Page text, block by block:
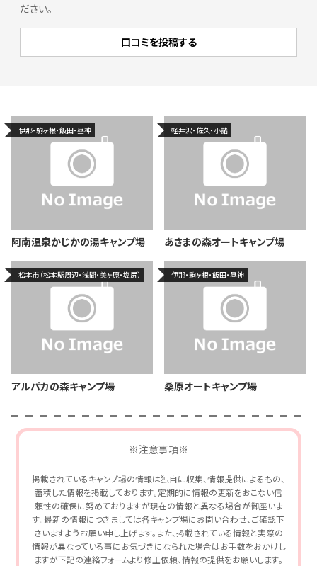
ださい。
伊那・駒ヶ根・飯田・昼神
阿南温泉かじかの湯キャンプ場
軽井沢・佐久・小諸
あさまの森オートキャンプ場
松本市（松本駅周辺・浅間・美ヶ原・塩尻）
アルパカの森キャンプ場
伊那・駒ヶ根・飯田・昼神
桑原オートキャンプ場
※注意事項※
掲載されているキャンプ場の情報は独自に収集、情報提供によるもの、
蓄積した情報を掲載しております。定期的に情報の更新をおこない信
頼性の確保に努めておりますが現在の情報と異なる場合が御座いま
す。最新の情報につきましては各キャンプ場にお問い合わせ、ご確認下
さいますようお願い申し上げます。また、掲載されている情報と実際の
情報が異なっている事にお気づきになられた場合はお手数をおかけし
ますが下記の連絡フォームより修正依頼、情報の提供をお願いします。